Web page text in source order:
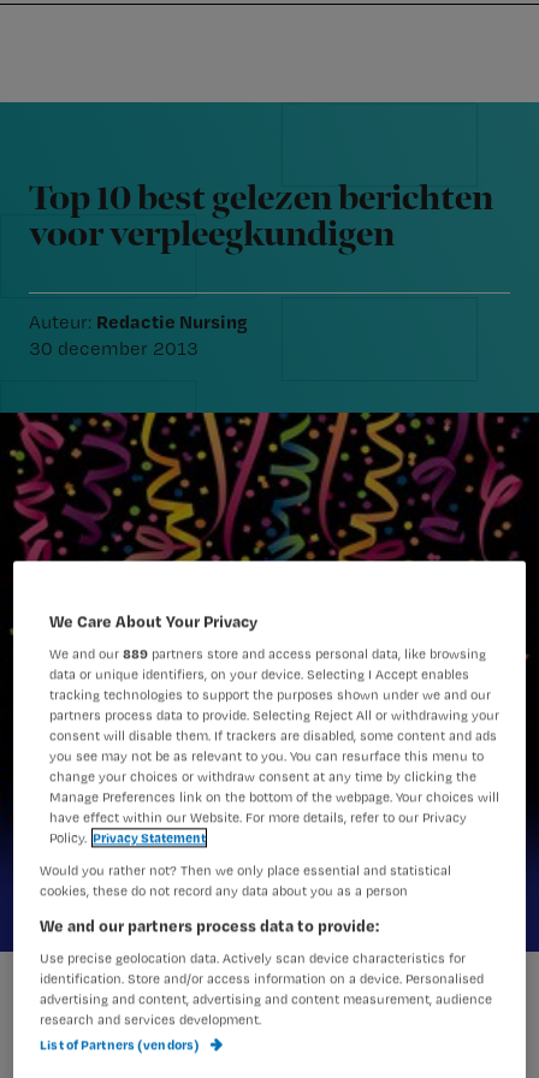
navigation
content
Nursing
Top 10 best gelezen berichten voor verpleegkundigen
Top 10 best gelezen berichten
voor verpleegkundigen
Auteur: Redactie Nursing
30 december 2013
We Care About Your Privacy
We and our889 partners store and access personal data, like browsing
data or unique identifiers, on your device. Selecting I Accept enables
tracking technologies to support the purposes shown under we and our
partners process data to provide. Selecting Reject All or withdrawing your
consent will disable them. If trackers are disabled, some content and ads
you see may not be as relevant to you. You can resurface this menu to
change your choices or withdraw consent at any time by clicking the
Manage Preferences link on the bottom of the webpage. Your choices will
have effect within our Website. For more details, refer to our Privacy
Policy. Privacy Statement
Would you rather not? Then we only place essential and statistical
cookies, these do not record any data about you as a person
We and our partners process data to provide:
Use precise geolocation data. Actively scan device characteristics for
identification. Store and/or access information on a device. Personalised
advertising and content, advertising and content measurement, audience
research and services development.
List of Partners (vendors)